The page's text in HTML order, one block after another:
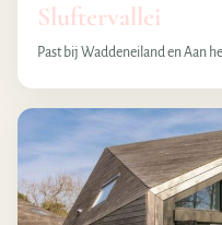
Sluftervallei
Past bij Waddeneiland en Aan